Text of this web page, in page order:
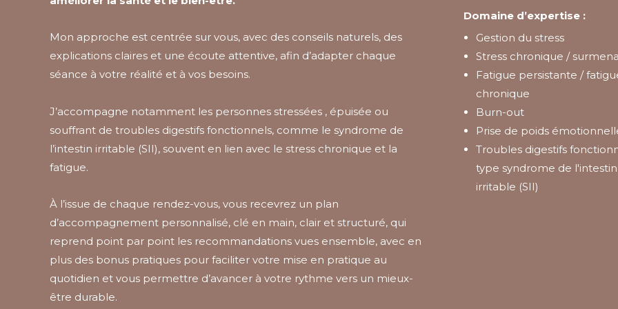
Mon approche est centrée sur vous, avec des conseils naturels, des
explications claires et une écoute attentive, afin d’adapter chaque
séance à votre réalité et à vos besoins.
J’accompagne notamment les personnes stressées , épuisée ou
souffrant de troubles digestifs fonctionnels, comme le syndrome de
l’intestin irritable (SII), souvent en lien avec le stress chronique et la
fatigue.
À l’issue de chaque rendez-vous, vous recevrez un plan
d’accompagnement personnalisé, clé en main, clair et structuré, qui
reprend point par point les recommandations vues ensemble, avec en
plus des bonus pratiques pour faciliter votre mise en pratique au
quotidien et vous permettre d’avancer à votre rythme vers un mieux-
être durable.
Domaine d’expertise :
Gestion du stress
Stress chronique /
Fatigue persistante /
chronique
Burn-out
Prise de poids
Troubles digestifs
type syndrome de l'intestin
irritable (SII)